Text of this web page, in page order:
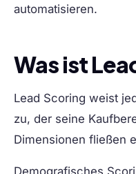
automatisieren.
Was ist
Lead Scoring weist
zu, der seine
Dimensionen fließen